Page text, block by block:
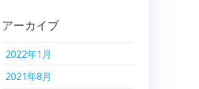
アーカイブ
2022年1月
2021年8月